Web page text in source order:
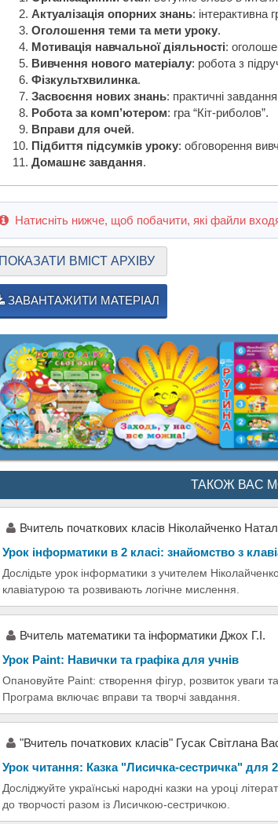
Актуалізація опорних знань: інтерактивна
Оголошення теми та мети уроку.
Мотивація навчальної діяльності:
Вивчення нового матеріалу: робота з
Фізкультхвилинка.
Засвоєння нових знань: практичні
Робота за комп’ютером: гра “Кіт-риболов”.
Вправи для очей.
Підбиття підсумків уроку: обговорення
Домашнє завдання.
Натисніть нижче, щоб побачити, які файли
ПОКАЗАТИ ВМІСТ АРХІВУ
ЗАВАНТАЖИТИ МАТЕРІАЛ
ТАКОЖ ВАС
Вчитель початкових класів Ніколайченко
Урок інформатики в 2 класі: знайомство з
Дослідьте урок інформатики з учителем
клавіатурою та розвивають логічне мислення.
Вчитель математики та інформатики Джох Г.І.
Урок Paint: Навички та графіка для учнів
Опановуйте Paint: створення фігур, розвиток уваги
Програма включає вправи та творчі завдання.
"Вчитель початкових класів" Гусак Світлана
Урок читання: Казка "Лисичка-сестричка" для
Досліджуйте українські народні казки на уроці
до творчості разом із Лисичкою-сестричкою.